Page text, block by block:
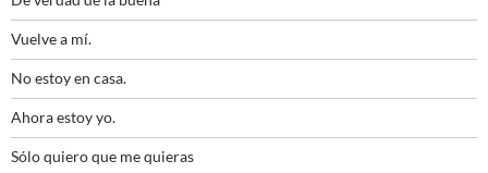
Vuelve a mí.
No estoy en casa.
Ahora estoy yo.
Sólo quiero que me quieras